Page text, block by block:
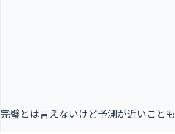
完璧とは言えないけど予測が近いことも